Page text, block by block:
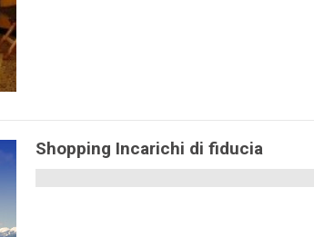
Shopping Incarichi di fiducia